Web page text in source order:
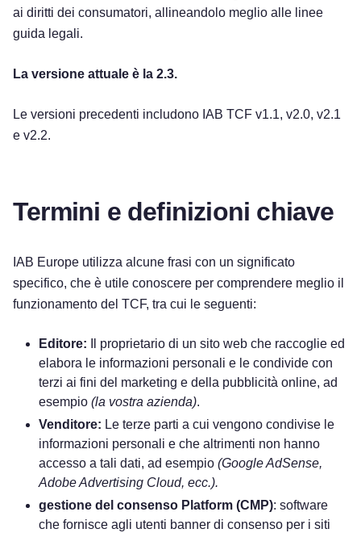
ai diritti dei consumatori, allineandolo meglio alle linee
guida legali.
La versione attuale è la 2.3.
Le versioni precedenti includono IAB TCF v1.1, v2.0, v2.1
e v2.2.
Termini e definizioni chiave
IAB Europe utilizza alcune frasi con un significato
specifico, che è utile conoscere per comprendere meglio il
funzionamento del TCF, tra cui le seguenti:
Editore: Il proprietario di un sito web che raccoglie ed
elabora le informazioni personali e le condivide con
terzi ai fini del marketing e della pubblicità online, ad
esempio (la vostra azienda).
Venditore: Le terze parti a cui vengono condivise le
informazioni personali e che altrimenti non hanno
accesso a tali dati, ad esempio (Google AdSense,
Adobe Advertising Cloud, ecc.).
gestione del consenso Platform (CMP): software
che fornisce agli utenti banner di consenso per i siti